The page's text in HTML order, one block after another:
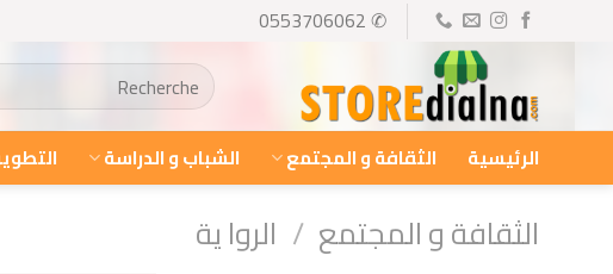
✆ 0553706062
البحث
عن:
الرئيسية الثقافة و المجتمع الشباب و الدراسة
الثقافة و المجتمع / الروا ية